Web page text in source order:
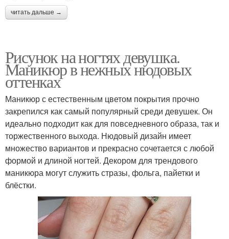
Текстуры на ногтях
Простенькие рисунки
Рисунки для новых
читать дальше →
Рисунок на ногтях девушка.
Маникюр в нежных нюдовых
оттенках
Маникюр с естественным цветом покрытия прочно
закрепился как самый популярный среди девушек. Он
идеально подходит как для повседневного образа, так и
торжественного выхода. Нюдовый дизайн имеет
множество вариантов и прекрасно сочетается с любой
формой и длиной ногтей. Декором для трендового
маникюра могут служить стразы, фольга, пайетки и
блёстки.